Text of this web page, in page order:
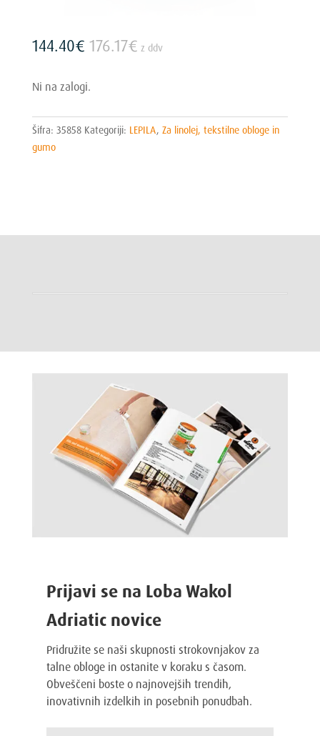
144.40€ 176.17€ z ddv
Ni na zalogi.
Šifra: 35858 Kategoriji: LEPILA, Za linolej, tekstilne obloge in
gumo
Prijavi se na Loba Wakol
Adriatic novice
Pridružite se naši skupnosti strokovnjakov za
talne obloge in ostanite v koraku s časom.
Obveščeni boste o najnovejših trendih,
inovativnih izdelkih in posebnih ponudbah.